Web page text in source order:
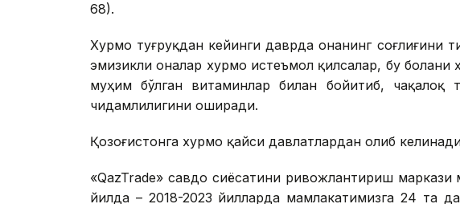
68).
Хурмо туғруқдан кейинги даврда онанинг соғлиғини
эмизикли оналар хурмо истеъмол қилсалар, бу
муҳим бўлган витаминлар билан бойитиб, чақалоқ
чидамлилигини оширади.
Қозоғистонга хурмо қайси давлатлардан олиб
«QazTrade» савдо сиёсатини ривожлантириш маркази
йилда – 2018-2023 йилларда мамлакатимизга 24 та